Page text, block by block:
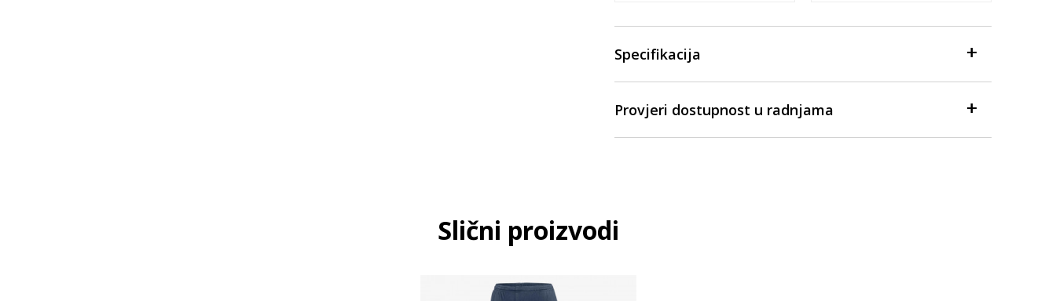
Specifikacija
Provjeri dostupnost u radnjama
Slični proizvodi